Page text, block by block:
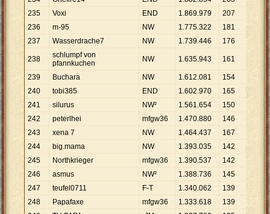
235
Voxi END 1.869.979 207 . 034
236
m-95 NW 1.775.322 181 9
808
237
Wasserdrache7 NW 1.739.446 176 9 883
238
schlumpf von
pfannkuchen
NW 1.635.943 161
239 Buchara NW 1.612.081 154 10
240
tobi385 END 1.602.970 165
715
241
silurus NW² 1.561.654 150 10
242
peterlhei mfgw36 1.470.880 146
243
xena 7 NW 1.464.437 167 . 769
244
big.mama NW 1.393.035 142 9
810
245
Northkrieger mfgw36 1.390.537 142 9
793
246
asmus NW² 1.388.736 145
577
247
teufel0711 F-T 1.340.062 139 9.
248
Papafaxe mfgw36 1.333.618 139 .
594